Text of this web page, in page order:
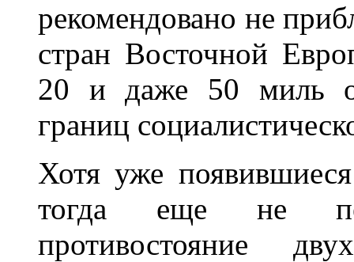
рекомендовано не
стран Восточной
20 и даже 50 миль
границ
Хотя уже
тогда еще не
противостояние